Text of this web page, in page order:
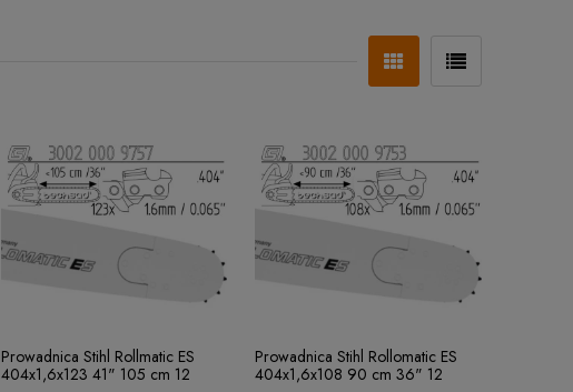
Prowadnica Stihl Rollmatic ES
404x1,6x123 41" 105 cm 12
Prowadnica Stihl Rollomatic ES
404x1,6x108 90 cm 36" 12